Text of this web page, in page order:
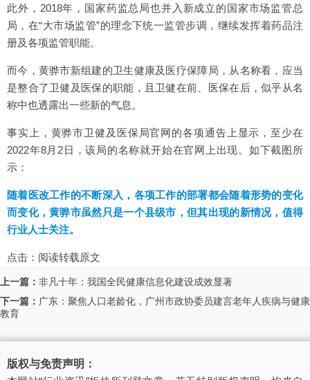
此外，2018年，国家药监总局也并入新成立的国家市场监管总
局，在“大市场监管”的理念下统一监管步调，继续发挥着药品注
册及各项监管职能。
而今，黄骅市新组建的卫生健康及医疗保障局，从名称看，应当
是整合了卫健及医保的职能，且卫健在前、医保在后，似乎从名
称中也透露出一些新的气息。
事实上，黄骅市卫健及医保局官网的各项通告上显示，至少在
2022年8月2日，该局的名称就开始在官网上出现。如下截图所
示：
随着医改工作的不断深入，各项工作的部署都会随着形势的变化
而变化，黄骅市虽然只是一个县级市，但其出现的新情况，值得
行业人士关注。
点击： 阅读转载原文
上一篇： 非凡十年：我国全民健康信息化建设成效显著
下一篇： 广东：聚焦人口老龄化，广州市政协委员建言老年人疾病与健康
教育
版权与免责声明：